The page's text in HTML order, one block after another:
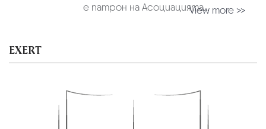
е патрон на Асоциацията...View more >>
EXERT